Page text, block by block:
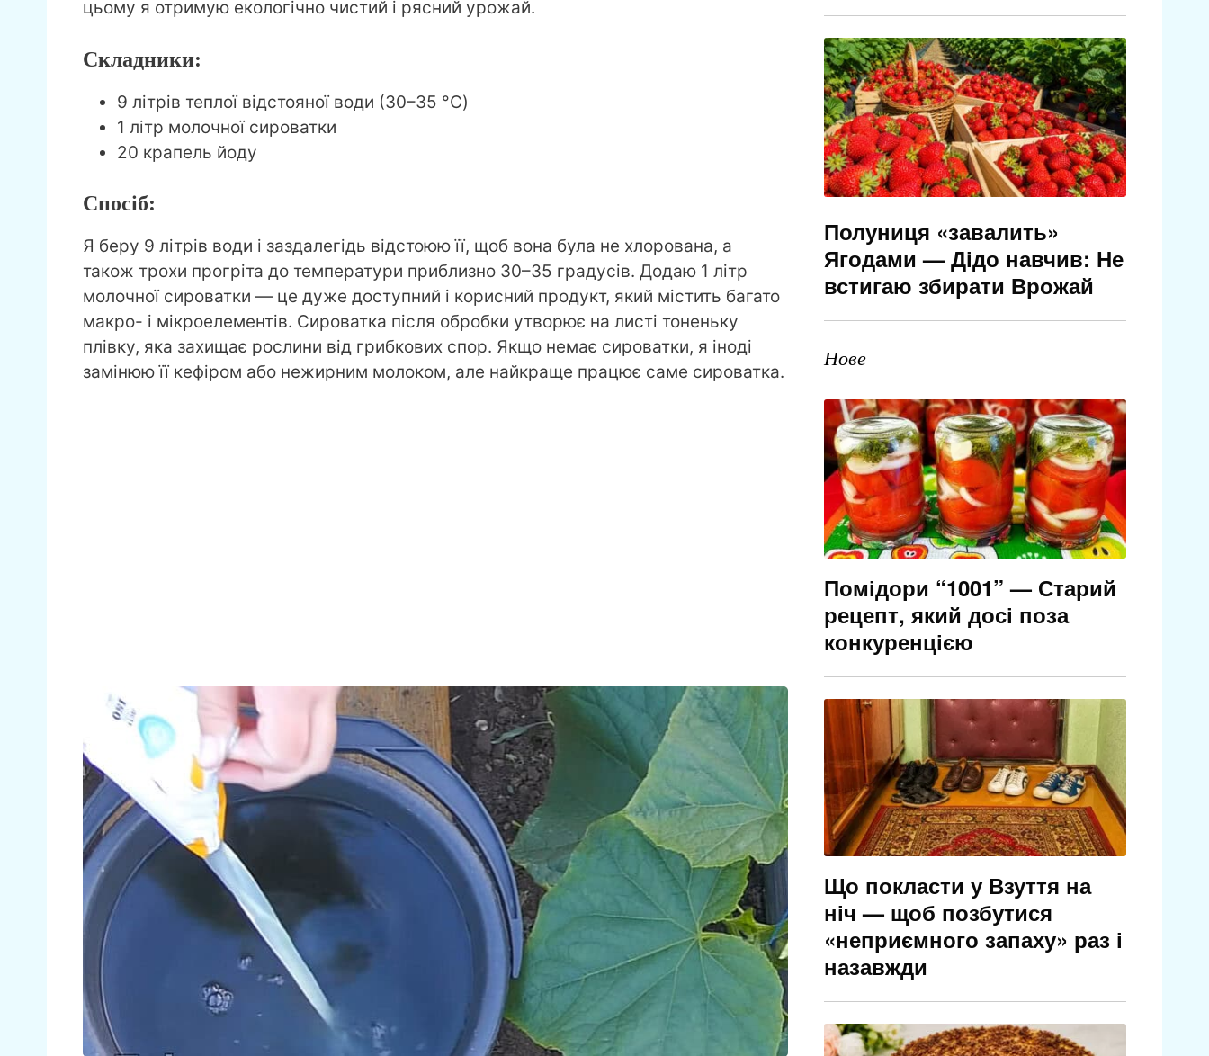
цьому я отримую екологічно чистий і рясний урожай.
Складники:
9 літрів теплої відстояної води (30–35 °C)
1 літр молочної сироватки
20 крапель йоду
Спосіб:
Я беру 9 літрів води і заздалегідь відстоюю її, щоб вона була не хлорована, а
також трохи прогріта до температури приблизно 30–35 градусів. Додаю 1 літр
молочної сироватки — це дуже доступний і корисний продукт, який містить багато
макро- і мікроелементів. Сироватка після обробки утворює на листі тоненьку
плівку, яка захищає рослини від грибкових спор. Якщо немає сироватки, я іноді
замінюю її кефіром або нежирним молоком, але найкраще працює саме сироватка.
Полуниця «завалить»
Ягодами — Дідо навчив: Не
встигаю збирати Врожай
Нове
Помідори “1001” — Старий
рецепт, який досі поза
конкуренцією
Що покласти у Взуття на
ніч — щоб позбутися
«неприємного запаху» раз і
назавжди